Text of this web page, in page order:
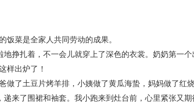
菜是全家人共同劳动的成果。
挣扎着，不一会儿就穿上了深色的衣裳。奶奶第一个
样出炉了！
了土豆片烤羊排，小姨做了黄瓜海蛰，妈妈做了红烧
来了围裙和袖套。我小跑来到灶台前，心里紧张又期